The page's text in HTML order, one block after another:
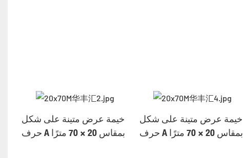
خيمة عرض متينة على شكل
حرف A بمقاس 20 × 70 مترًا
خيمة عرض متينة على شكل
حرف A بمقاس 20 × 70 مترًا